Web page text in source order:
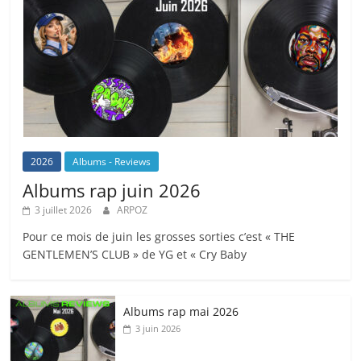
2026 Albums - Reviews
Albums rap juin 2026
3 juillet 2026 ARPOZ
Pour ce mois de juin les grosses sorties c’est « THE
GENTLEMEN’S CLUB » de YG et « Cry Baby
Albums rap mai 2026
3 juin 2026